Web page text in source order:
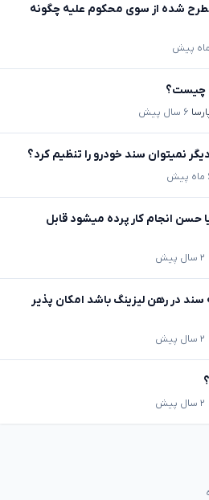
شده از سوی محکوم علیه چگونه
۶ سال پیش
نمیتوان سند خودرو را تنظیم کرد؟
حسن انجام کار پرده میشود قابل
۲ سال پیش
سند در رهن لیزینگ باشد امکان پذیر
۲ سال پیش
۲ سال پیش